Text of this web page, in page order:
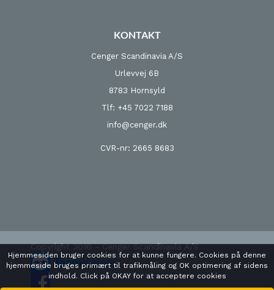
KONTAKT
Cenger Scandinavia A/S
Urlevvej 6B
8783 Hornsyld
Tlf: +45 7022 7188
info@cenger.dk
CVR-nr: 2665 8683
Copyright 2016 - Cenger Scandinavia A/S
Hjemmesiden bruger cookies for at kunne fungere. Cookies på denne
hjemmeside bruges primært til trafikmåling og OK optimering af sidens
indhold. Click på OKAY for at acceptere cookies